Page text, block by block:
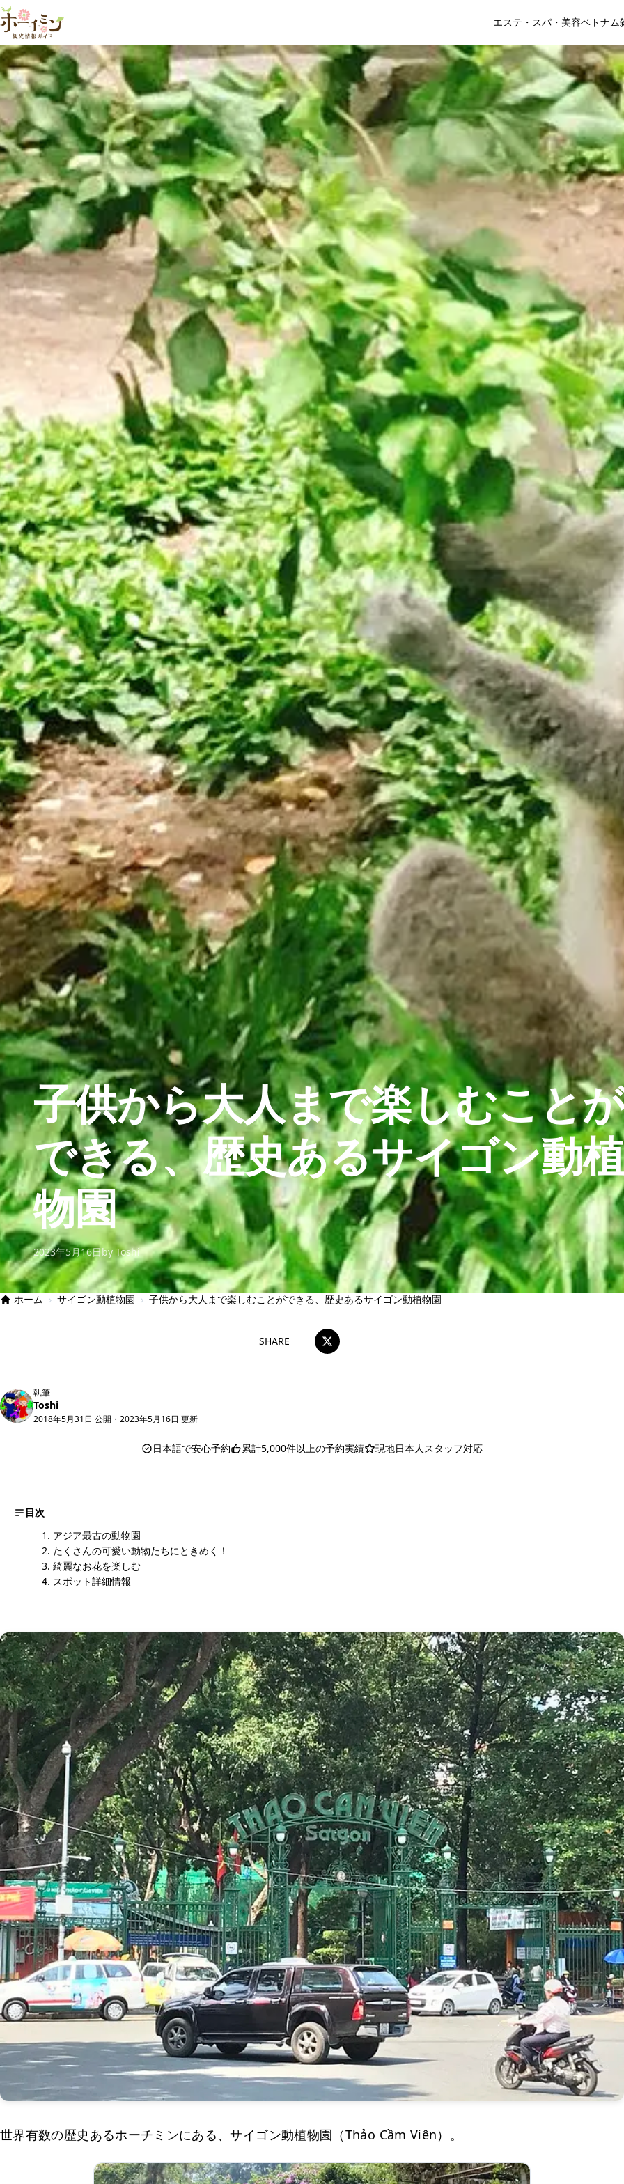
エステ・スパ・美容ベトナム
子供から大人まで楽しむことが
できる、歴史あるサイゴン動植
物園
2023年5月16日by Toshi
ホーム › サイゴン動植物園 › 子供から大人まで楽しむことができる、歴史あるサイゴン動植物園
SHARE
執筆
Toshi
2018年5月31日 公開 ・ 2023年5月16日 更新
日本語で安心予約 累計5,000件以上の予約実績 現地日本人スタッフ対応
目次
アジア最古の動物園
たくさんの可愛い動物たちにときめく！
綺麗なお花を楽しむ
スポット詳細情報
世界有数の歴史あるホーチミンにある、サイゴン動植物園（Thảo Cầm Viên）。